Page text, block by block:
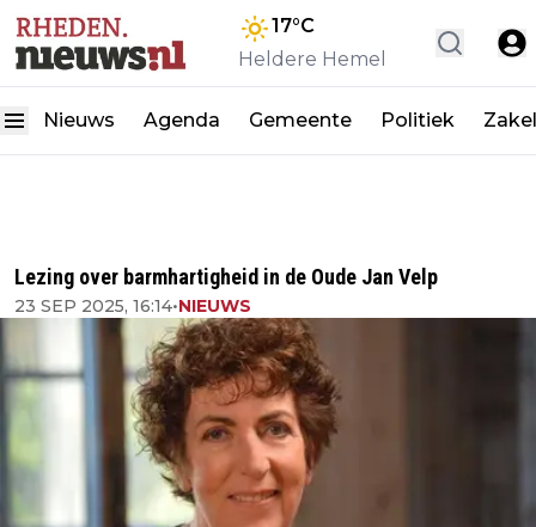
17°C
Heldere Hemel
Nieuws Agenda Gemeente Politiek
Lezing over barmhartigheid in de Oude Jan Velp
23 SEP 2025, 16:14•NIEUWS